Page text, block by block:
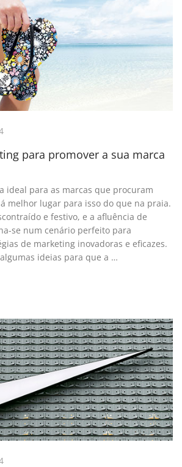
para promover a sua marca
ideal para as marcas que procuram
melhor lugar para isso do que na praia.
e festivo, e a afluência de
se num cenário perfeito para
de marketing inovadoras e eficazes.
ideias para que a …